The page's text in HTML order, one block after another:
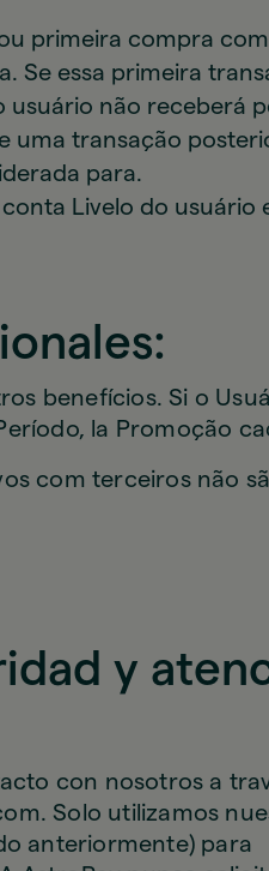
primeira compra
Se essa primeira
não receberá
uma transação
para.
Livelo do usuário
benefícios. Si o
la Promoção
com terceiros não
y
con nosotros a
Solo utilizamos
anteriormente) para